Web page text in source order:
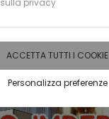
privacy
ACCETTA TUTTI I COOKIE
Personalizza preferenze